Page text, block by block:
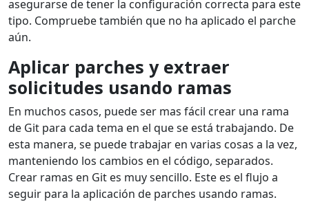
asegurarse de tener la configuración correcta para este
tipo. Compruebe también que no ha aplicado el parche
aún.
Aplicar parches y extraer
solicitudes usando ramas
En muchos casos, puede ser mas fácil crear una rama
de Git para cada tema en el que se está trabajando. De
esta manera, se puede trabajar en varias cosas a la vez,
manteniendo los cambios en el código, separados.
Crear ramas en Git es muy sencillo. Este es el flujo a
seguir para la aplicación de parches usando ramas.